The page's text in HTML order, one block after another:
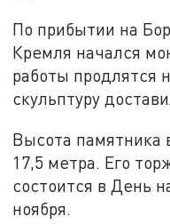
По прибытии на
Кремля начался
работы продлятся
скульптуру
Высота памятника
17,5 метра. Его
состоится в День
ноября.